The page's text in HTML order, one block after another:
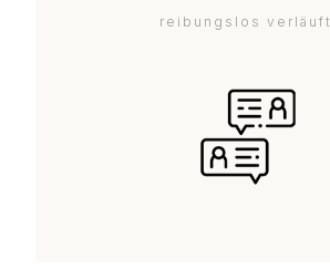
reibungslos verläuft.